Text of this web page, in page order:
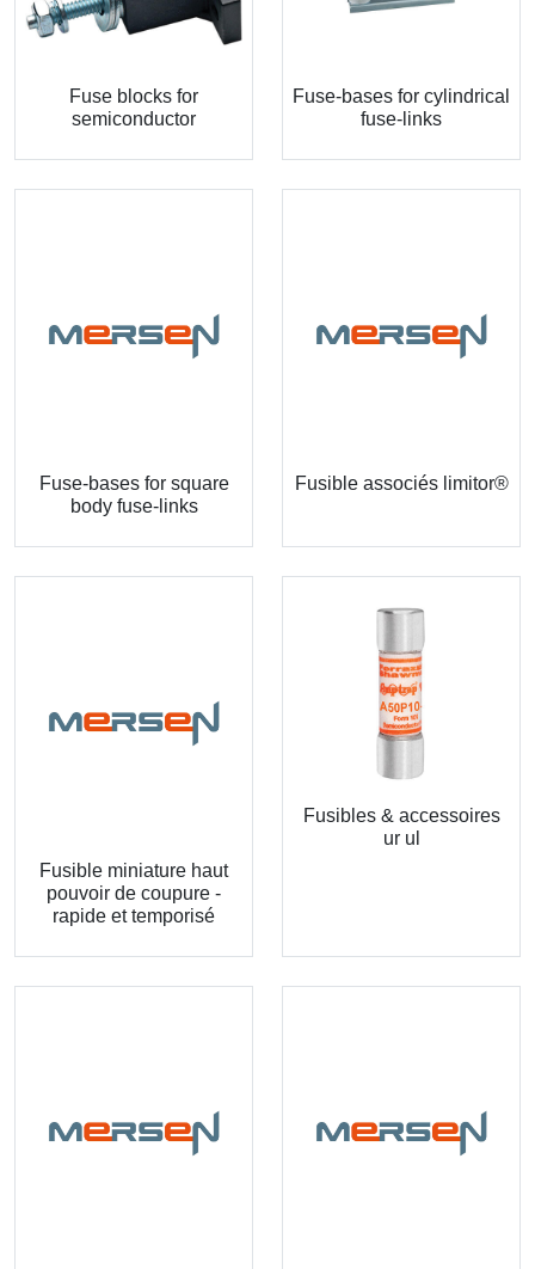
Fuse blocks for
semiconductor
Fuse-bases for cylindrical
fuse-links
Fuse-bases for square
body fuse-links
Fusible associés limitor®
Fusible miniature haut
pouvoir de coupure -
rapide et temporisé
Fusibles & accessoires
ur ul